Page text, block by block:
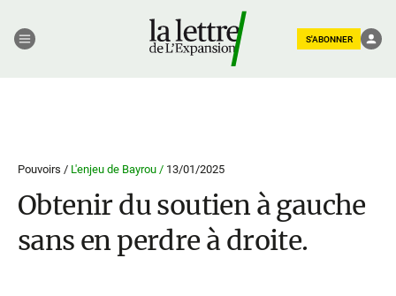
S'ABONNER
Pouvoirs / L'enjeu de Bayrou / 13/01/2025
Obtenir du soutien à gauche
sans en perdre à droite.